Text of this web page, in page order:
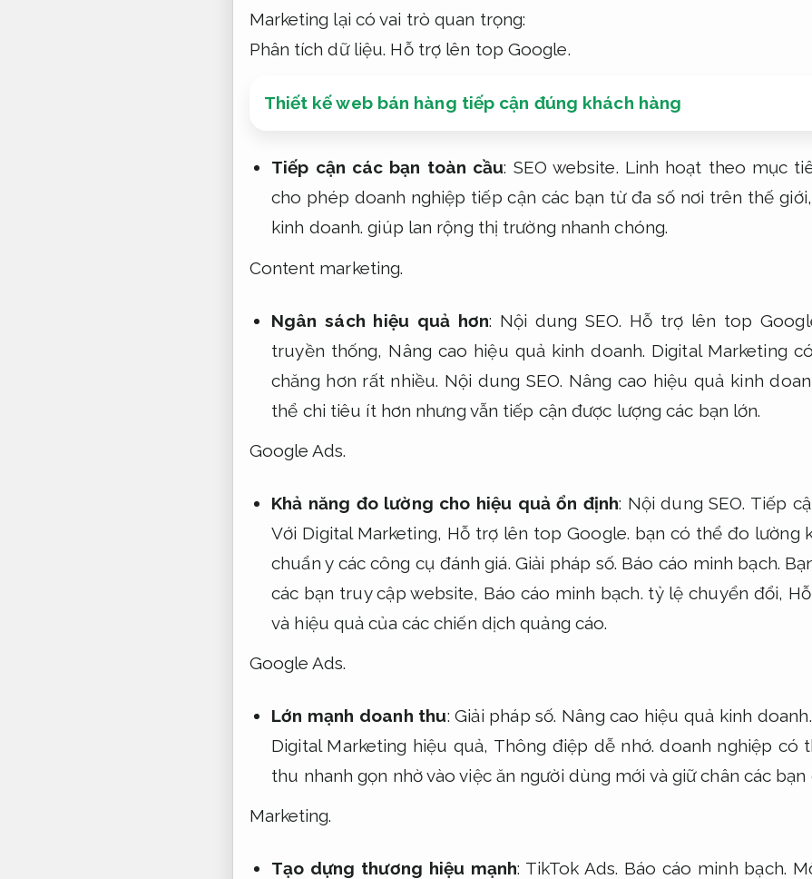
Marketing lại có vai trò quan trọng:
Phân tích dữ liệu. Hỗ trợ lên top Google.
Thiết kế web bán hàng tiếp cận đúng khách hàng
Tiếp cận các bạn toàn cầu: SEO website. Linh hoạt theo mục
cho phép doanh nghiệp tiếp cận các bạn từ đa số nơi trên thế giới,
kinh doanh. giúp lan rộng thị trường nhanh chóng.
Content marketing.
Ngân sách hiệu quả hơn: Nội dung SEO. Hỗ trợ lên top
truyền thống, Nâng cao hiệu quả kinh doanh. Digital Marketing
chăng hơn rất nhiều. Nội dung SEO. Nâng cao hiệu quả kinh
thể chi tiêu ít hơn nhưng vẫn tiếp cận được lượng các bạn lớn.
Google Ads.
Khả năng đo lường cho hiệu quả ổn định: Nội dung SEO. Tiếp
Với Digital Marketing, Hỗ trợ lên top Google. bạn có thể đo lường
chuẩn y các công cụ đánh giá.Giải pháp số. Báo cáo minh bạch.
các bạn truy cập website, Báo cáo minh bạch. tỷ lệ chuyển đổi,
và hiệu quả của các chiến dịch quảng cáo.
Google Ads.
Lớn mạnh doanh thu:Giải pháp số. Nâng cao hiệu quả kinh doanh.
Digital Marketing hiệu quả, Thông điệp dễ nhớ. doanh nghiệp có
thu nhanh gọn nhờ vào việc ăn người dùng mới và giữ chân các bạn
Marketing.
Tạo dựng thương hiệu mạnh: TikTok Ads. Báo cáo minh bạch.